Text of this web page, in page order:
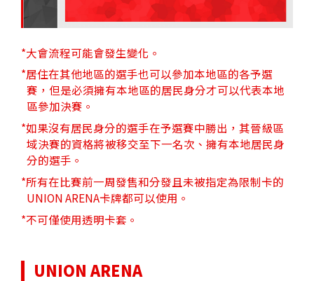
*大會流程可能會發生變化。
*居住在其他地區的選手也可以參加本地區的各予選
賽，但是必須擁有本地區的居民身分才可以代表本地
區參加決賽。
*如果沒有居民身分的選手在予選賽中勝出，其晉級區
域決賽的資格將被移交至下一名次、擁有本地居民身
分的選手。
*所有在比賽前一周發售和分發且未被指定為限制卡的
UNION ARENA卡牌都可以使用。
*不可僅使用透明卡套。
UNION ARENA